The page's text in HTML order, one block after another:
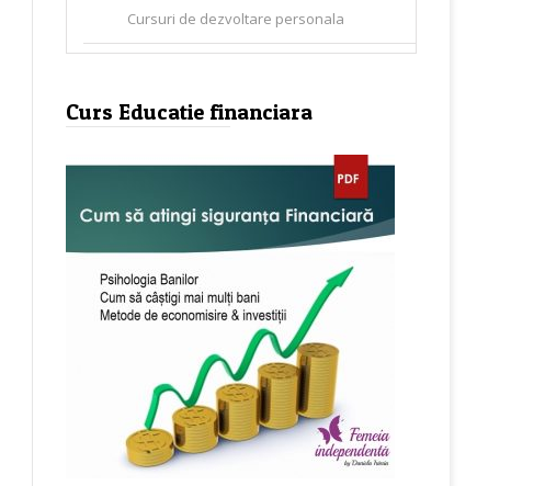
Cursuri de dezvoltare personala
Curs Educatie financiara